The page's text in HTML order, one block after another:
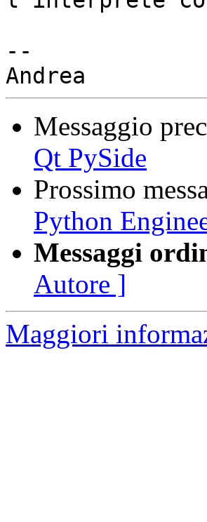
--
Messaggio
Qt PySide
Prossimo
Python
Messaggi
Autore ]
Maggiori